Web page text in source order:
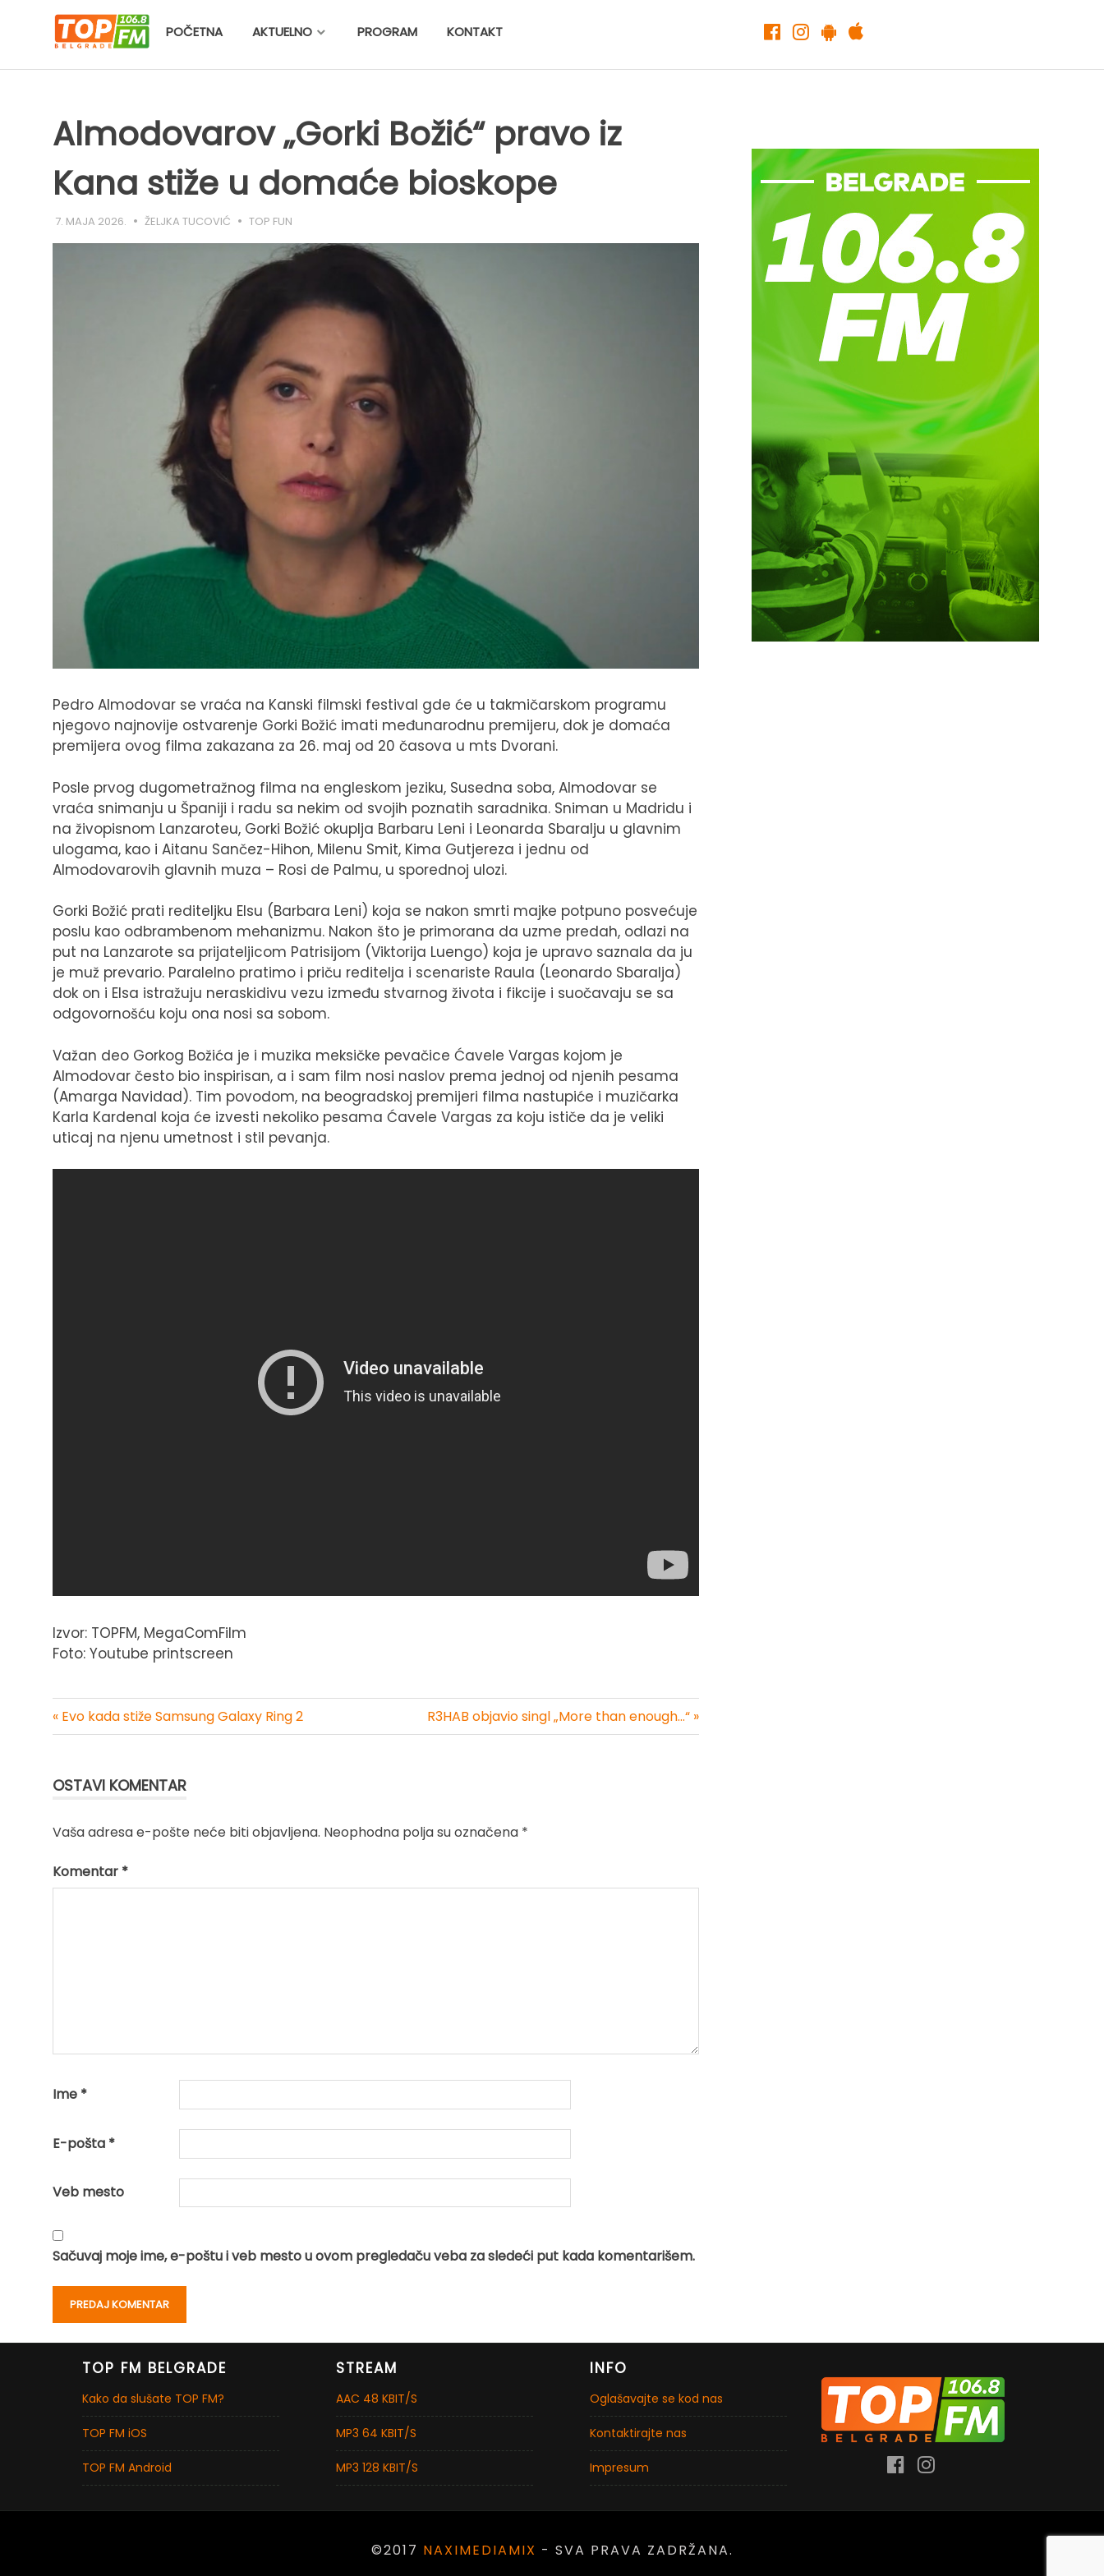
POČETNA AKTUELNO PROGRAM KONTAKT
Almodovarov „Gorki Božić“ pravo iz
Kana stiže u domaće bioskope
7. MAJA 2026. ŽELJKA TUCOVIĆ TOP FUN
Pedro Almodovar se vraća na Kanski filmski festival gde će u takmičarskom programu
njegovo najnovije ostvarenje Gorki Božić imati međunarodnu premijeru, dok je domaća
premijera ovog filma zakazana za 26. maj od 20 časova u mts Dvorani.
Posle prvog dugometražnog filma na engleskom jeziku, Susedna soba, Almodovar se
vraća snimanju u Španiji i radu sa nekim od svojih poznatih saradnika. Sniman u Madridu i
na živopisnom Lanzaroteu, Gorki Božić okuplja Barbaru Leni i Leonarda Sbaralju u glavnim
ulogama, kao i Aitanu Sančez-Hihon, Milenu Smit, Kima Gutjereza i jednu od
Almodovarovih glavnih muza – Rosi de Palmu, u sporednoj ulozi.
Gorki Božić prati rediteljku Elsu (Barbara Leni) koja se nakon smrti majke potpuno posvećuje
poslu kao odbrambenom mehanizmu. Nakon što je primorana da uzme predah, odlazi na
put na Lanzarote sa prijateljicom Patrisijom (Viktorija Luengo) koja je upravo saznala da ju
je muž prevario. Paralelno pratimo i priču reditelja i scenariste Raula (Leonardo Sbaralja)
dok on i Elsa istražuju neraskidivu vezu između stvarnog života i fikcije i suočavaju se sa
odgovornošću koju ona nosi sa sobom.
Važan deo Gorkog Božića je i muzika meksičke pevačice Ćavele Vargas kojom je
Almodovar često bio inspirisan, a i sam film nosi naslov prema jednoj od njenih pesama
(Amarga Navidad). Tim povodom, na beogradskoj premijeri filma nastupiće i muzičarka
Karla Kardenal koja će izvesti nekoliko pesama Ćavele Vargas za koju ističe da je veliki
uticaj na njenu umetnost i stil pevanja.
Izvor: TOPFM, MegaComFilm
Foto: Youtube printscreen
Kretanje
« Evo kada stiže Samsung Galaxy Ring 2 R3HAB objavio singl „More than enough…“ »
OSTAVI KOMENTAR
Vaša adresa e-pošte neće biti objavljena. Neophodna polja su označena *
Komentar *
Ime *
E-pošta *
Veb mesto
Sačuvaj moje ime, e-poštu i veb mesto u ovom pregledaču veba za sledeći put kada komentarišem.
TOP FM BELGRADE
Kako da slušate TOP FM?
TOP FM iOS
TOP FM Android
STREAM
AAC 48 KBIT/S
MP3 64 KBIT/S
MP3 128 KBIT/S
INFO
Oglašavajte se kod nas
Kontaktirajte nas
Impresum
©2017 NAXIMEDIAMIX - SVA PRAVA ZADRŽANA.